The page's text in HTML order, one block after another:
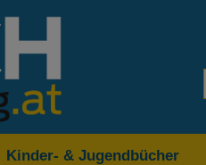
Kinder- & Jugendbücher